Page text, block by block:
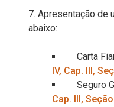
7. Apresentação de
abaixo:
Carta
IV, Cap. III,
Seguro
Cap. III,